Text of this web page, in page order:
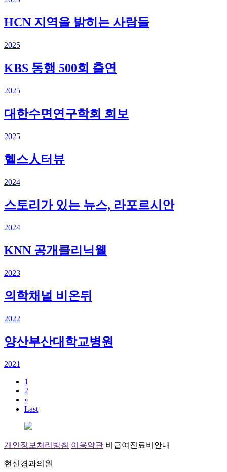
HCN 지역을 밝히는 사람들
2025
KBS 동행 500회 출연
2025
대한수면연구학회 회보
2025
헬스人터뷰
2024
스토리가 있는 뉴스, 라포르시안
2024
KNN 공개클리닉웰
2023
의학채널 비온뒤
2022
양산부산대학교병원
2021
1
2
»
Last
개인정보처리방침 이용약관 비급여진료비안내
현신경과의원